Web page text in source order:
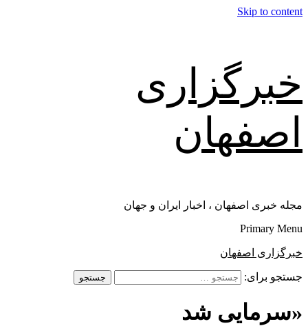
Skip to content
خبرگزاری
اصفهان
مجله خبری اصفهان ، اخبار ایران و جهان
Primary Menu
خبرگزاری اصفهان
جستجو برای:
«سرمایی شد